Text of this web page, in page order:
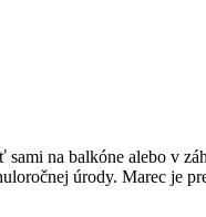
na balkóne alebo v
úrody. Marec je